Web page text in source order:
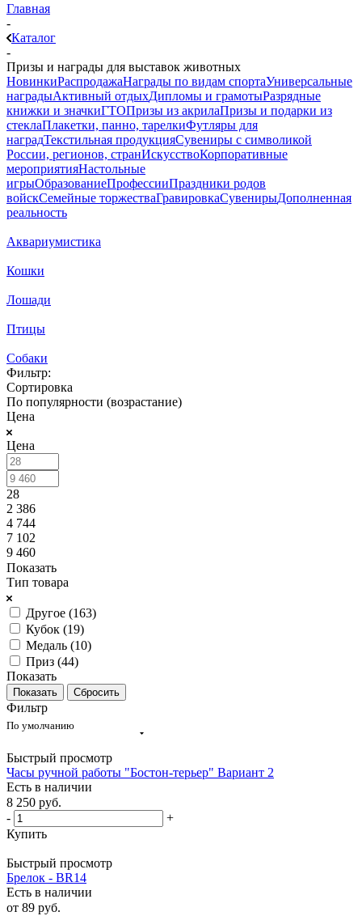
Главная
-
Каталог
-
Призы и награды для выставок животных
НовинкиРаспродажаНаграды по видам спортаУниверсальные
наградыАктивный отдыхДипломы и грамотыРазрядные
книжки и значкиГТОПризы из акрилаПризы и подарки из
стеклаПлакетки, панно, тарелкиФутляры для
наградТекстильная продукцияСувениры с символикой
России, регионов, странИскусствоКорпоративные
мероприятияНастольные
игрыОбразованиеПрофессииПраздники родов
войскСемейные торжестваГравировкаСувенирыДополненная
реальность
Аквариумистика
Кошки
Лошади
Птицы
Собаки
Фильтр:
Сортировка
По популярности (возрастание)
Цена
Цена
28
2 386
4 744
7 102
9 460
Показать
Тип товара
Другое (163)
Кубок (19)
Медаль (10)
Приз (44)
Показать
Сбросить
Фильтр
По умолчанию
Быстрый просмотр
Часы ручной работы "Бостон-терьер" Вариант 2
Есть в наличии
8 250 руб.
-
+
Купить
Быстрый просмотр
Брелок - BR14
Есть в наличии
от 89 руб.